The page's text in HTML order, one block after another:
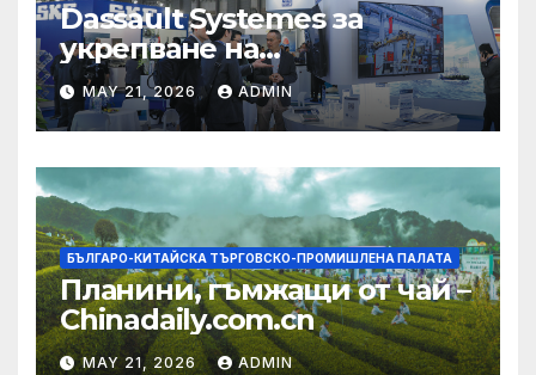
Dassault Systemes за
укрепване на
изграждането на AI
екосистема в Китай
MAY 21, 2026 ADMIN
БЪЛГАРО-КИТАЙСКА ТЪРГОВСКО-ПРОМИШЛЕНА ПАЛАТА
Планини, гъмжащи от чай –
Chinadaily.com.cn
MAY 21, 2026 ADMIN